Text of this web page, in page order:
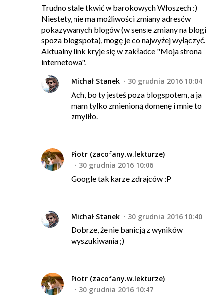
Trudno stale tkwić w barokowych Włoszech :)
Niestety, nie ma możliwości zmiany adresów
pokazywanych blogów (w sensie zmiany na blogi
spoza blogspota), mogę je co najwyżej wyłączyć.
Aktualny link kryje się w zakładce "Moja strona
internetowa".
Michał Stanek
30 grudnia 2016 10:04
Ach, bo ty jesteś poza blogspotem, a ja
mam tylko zmienioną domenę i mnie to
zmyliło.
Piotr (zacofany.w.lekturze)
30 grudnia 2016 10:06
Google tak karze zdrajców :P
Michał Stanek
30 grudnia 2016 10:40
Dobrze, że nie banicją z wyników
wyszukiwania ;)
Piotr (zacofany.w.lekturze)
30 grudnia 2016 10:47